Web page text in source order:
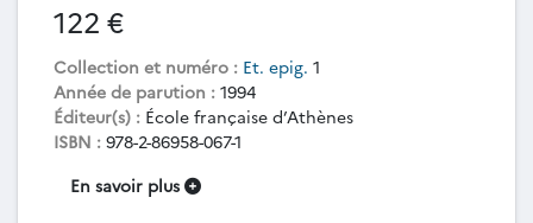
122 €
Collection et numéro : Et. epig. 1
Année de parution : 1994
Éditeur(s) : École française d’Athènes
ISBN : 978-2-86958-067-1
En savoir plus